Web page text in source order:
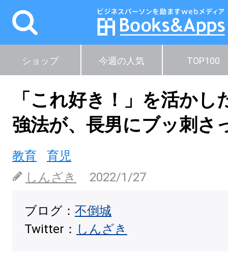
ショップ 今週の人気 TOP100
「これ好き！」を活かし
強法が、長男にブッ刺さ
教育
育児
しんざき
2022/1/27
ブログ： 不倒城
Twitter： しんざき